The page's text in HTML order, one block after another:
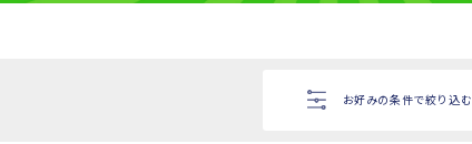
お好みの条件で絞り込む